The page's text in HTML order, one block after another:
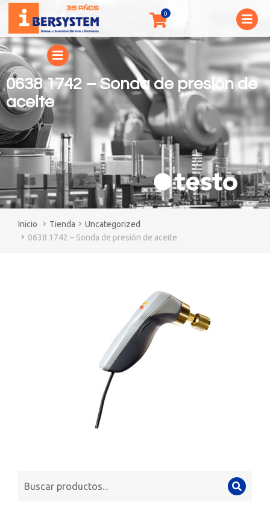
0638 1742 – Sonda de presión de
aceite
You are here:
Tienda
Uncategorized
0638 1742 – Sonda de presión de aceite